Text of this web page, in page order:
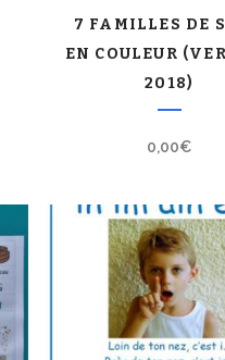
7 FAMILLES DE
EN COULEUR
2018)
0,00€